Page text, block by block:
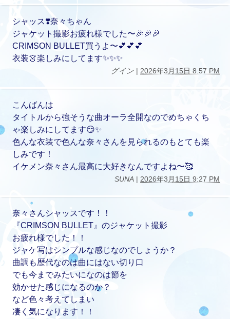
シャッス❣️奈々ちゃん
ジャケット撮影お疲れ様でした〜🎉🎉🎉
CRIMSON BULLET買うよ〜💕💕💕
衣装👗楽しみにしてます✨✨✨
グイン | 2026年3月15日 8:57 PM
こんばんは
タイトルから強そうな曲オーラ全開なのでめちゃくち
ゃ楽しみにしてます😏✨
色んな衣装で色んな奈々さんを見られるのもとても楽
しみです！
イケメン奈々さん最高に大好きなんですよね〜🥰
SUNA | 2026年3月15日 9:27 PM
奈々さんシャッスです！！
『CRIMSON BULLET』のジャケット撮影
お疲れ様でした！！
ジャケ写はシンプルな感じなのでしょうか？
曲調も歴代なのは曲にはない切り口
でも今までみたいになのは節を
効かせた感じになるのか？
など色々考えてしまい
凄く気になります！！